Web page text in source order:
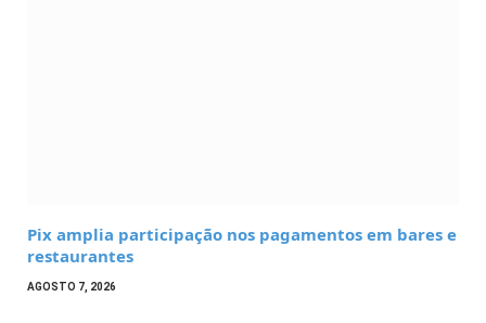
Pix amplia participação nos pagamentos em bares e
restaurantes
AGOSTO 7, 2026